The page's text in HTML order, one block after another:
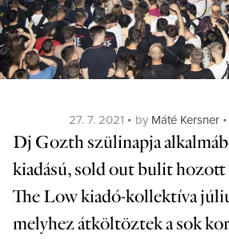
Posted
on
27. 7. 2021 by Máté Kersner
Dj Gozth szülinapja
kiadású, sold out bulit hozott
The Low kiadó-kollektíva
melyhez átköltöztek a sok